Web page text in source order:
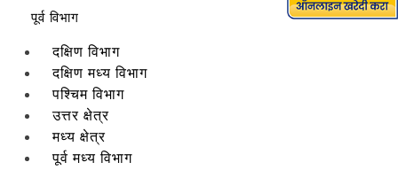
पूर्व विभाग
दक्षिण विभाग
दक्षिण मध्य विभाग
पश्चिम विभाग
उत्तर क्षेत्र
मध्य क्षेत्र
पूर्व मध्य विभाग